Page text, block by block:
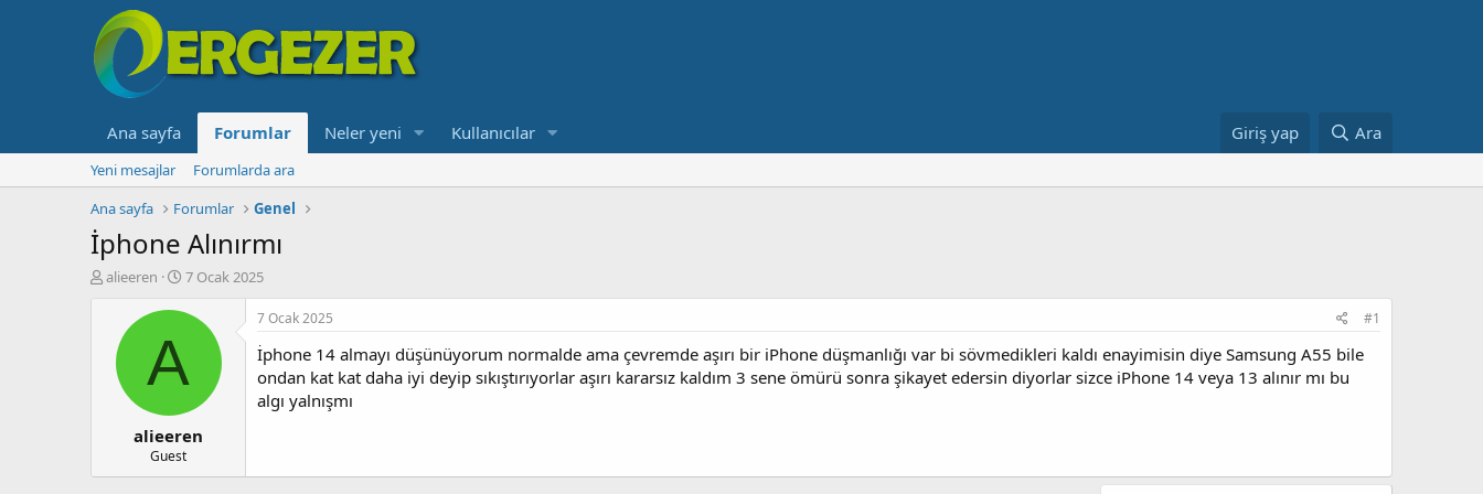
Ana sayfa Forumlar Neler yeni Kullanıcılar Giriş yap Ara
Yeni mesajlar
Forumlarda ara
Ana sayfa
Forumlar Genel
İphone Alınırmı
K
l
alieeren
B
ş
n
ı
ç
t
a
7 Ocak 2025
A
alieeren
Guest
7 Ocak 2025 #1
İphone 14 almayı düşünüyorum normalde ama çevremde aşırı bir iPhone düşmanlığı var bi sövmedikleri kaldı enayimisin diye Samsung A55 bile
ondan kat kat daha iyi deyip sıkıştırıyorlar aşırı kararsız kaldım 3 sene ömürü sonra şikayet edersin diyorlar sizce iPhone 14 veya 13 alınır mı bu
algı yalnışmı